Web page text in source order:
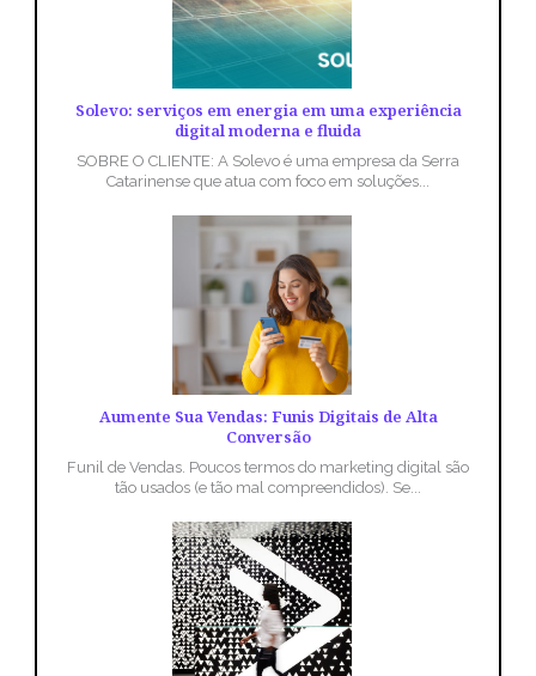
Solevo: serviços em energia em uma experiência
digital moderna e fluida
SOBRE O CLIENTE: A Solevo é uma empresa da Serra
Catarinense que atua com foco em soluções...
Aumente Sua Vendas: Funis Digitais de Alta
Conversão
Funil de Vendas. Poucos termos do marketing digital são
tão usados (e tão mal compreendidos). Se...